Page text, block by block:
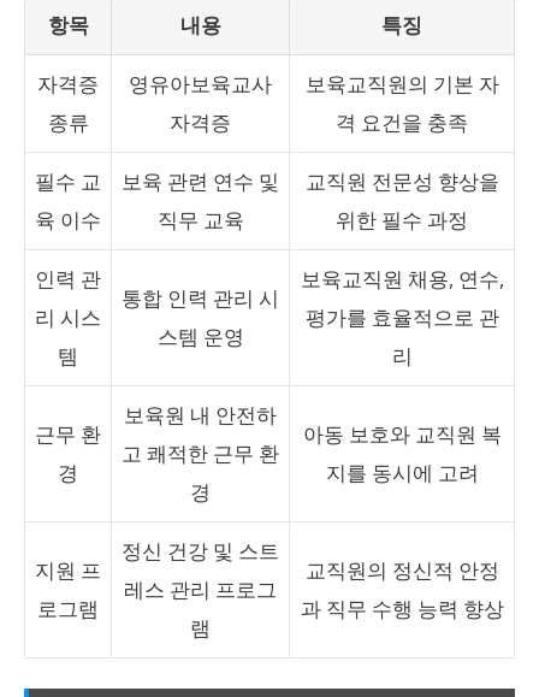
항목 내용 특징
자격증
종류
영유아보육교사
자격증
보육교직원의 기본 자
격 요건을 충족
필수 교
육 이수
보육 관련 연수 및
직무 교육
교직원 전문성 향상을
위한 필수 과정
인력 관
리 시스
템
통합 인력 관리 시
스템 운영
보육교직원 채용, 연수,
평가를 효율적으로 관
리
근무 환
경
보육원 내 안전하
고 쾌적한 근무 환
경
아동 보호와 교직원 복
지를 동시에 고려
지원 프
로그램
정신 건강 및 스트
레스 관리 프로그
램
교직원의 정신적 안정
과 직무 수행 능력 향상